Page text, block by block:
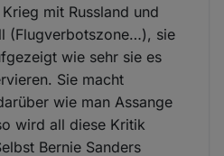
mit Russland und
(Flugverbotszone…), sie
wie sehr sie es
Sie macht
wie man Assange
wird all diese Kritik
Bernie Sanders